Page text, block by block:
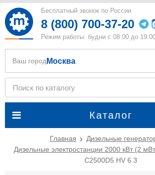
Бесплатный звонок по России
8 (800) 700-37-20
Режим работы: будни с 08:00 до
Каталог
Ваш город Москва
Главная
Дизельные
Дизельные электростанции 2000 кВт (2
C2500D5 HV 6.3